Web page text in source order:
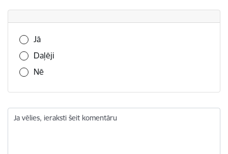
Vai šī informācija bija noderīga?
Jā
Daļēji
Nē
Ja vēlies, ieraksti šeit komentāru